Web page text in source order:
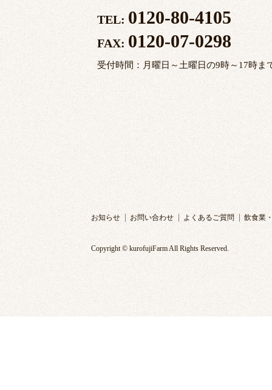
TEL: 0120-80-4105
FAX: 0120-07-0298
受付時間：月曜日～土曜日の9時～17時ま
お知らせ お問い合わせ よくあるご質問 飲食業
Copyright © kurofujiFarm All Rights Reserved.